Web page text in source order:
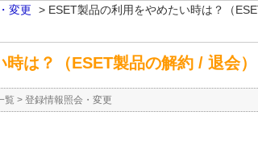
変更 > ESET製品の利用をやめたい時は？（
は？（ESET製品の解約 / 退会）
覧 > 登録情報照会・変更